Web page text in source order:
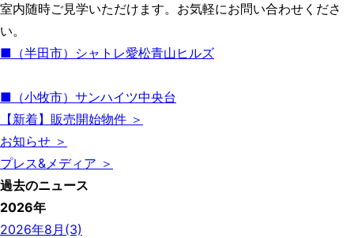
室内随時ご見学いただけます。お気軽にお問い合わせくださ
い。
■（半田市）シャトレ愛松青山ヒルズ
■（小牧市）サンハイツ中央台
【新着】販売開始物件 ＞
お知らせ ＞
プレス&メディア ＞
過去のニュース
2026年
2026年8月(3)